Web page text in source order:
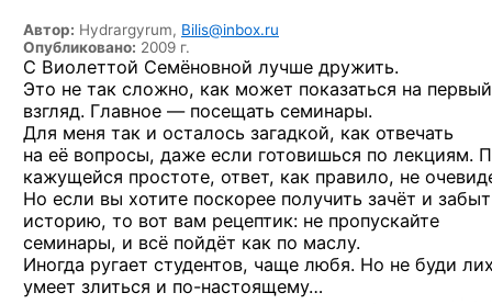
Автор: Hydrargyrum, Bilis@inbox.ru
Опубликовано: 2009 г.
С Виолеттой Семёновной лучше дружить.
Это не так сложно, как может показаться на первый
взгляд. Главное — посещать семинары.
Для меня так и осталось загадкой, как отвечать
на её вопросы, даже если готовишься по лекциям.
кажущейся простоте, ответ, как правило, не
Но если вы хотите поскорее получить зачёт и
историю, то вот вам рецептик: не пропускайте
семинары, и всё пойдёт как по маслу.
Иногда ругает студентов, чаще любя. Но не буди
умеет злиться и по-настоящему…